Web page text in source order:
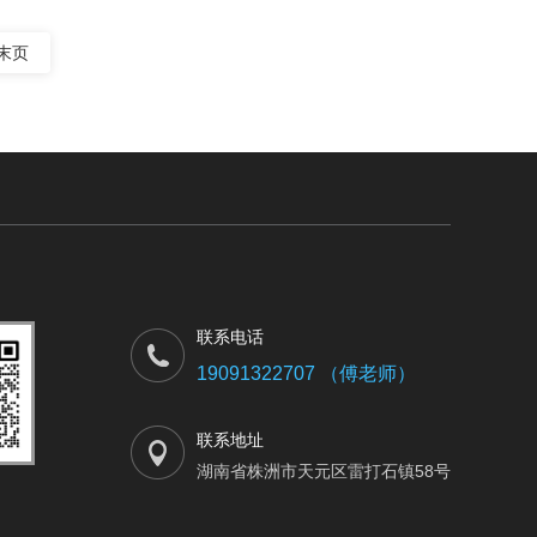
页
联系电话
19091322707 （傅老师）
联系地址
湖南省株洲市天元区雷打石镇58号